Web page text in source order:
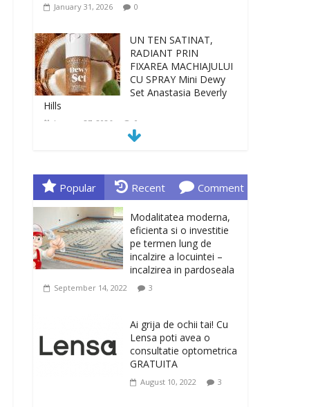
January 31, 2026 0
UN TEN SATINAT,
RADIANT PRIN
FIXAREA MACHIAJULUI
CU SPRAY Mini Dewy
Set Anastasia Beverly
Hills
January 27, 2026 0
DE CURATARE CeraVe
CU CERAMIDE SI
January 23, 2026 0
Sa gasesti cadoul
potrivit este de multe
ori o provocare. Idei
la Giftspot.ro, magazinul de cadouri
originale. O alegere buna, Oglinda de baie
cu mărire și iluminare LED
0
Popular Recent Comment
Modalitatea moderna,
eficienta si o investitie
pe termen lung de
incalzire a locuintei –
incalzirea in pardoseala
September 14, 2022 3
Ai grija de ochii tai! Cu
Lensa poti avea o
consultatie optometrica
GRATUITA
August 10, 2022 3